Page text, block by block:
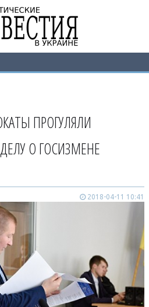
ПРОГУЛЯЛИ
О ГОСИЗМЕНЕ
2018-04-11 10:41